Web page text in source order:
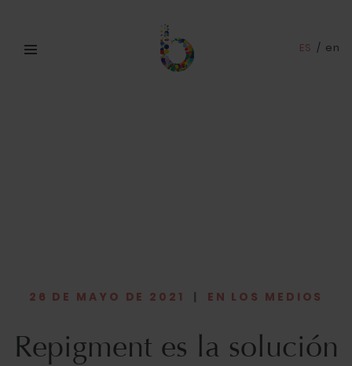
ES / en
26 DE MAYO DE 2021 | EN LOS MEDIOS
Repigment es la solución